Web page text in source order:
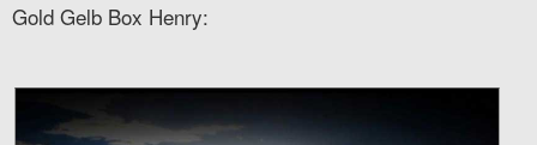
Gold Gelb Box Henry: